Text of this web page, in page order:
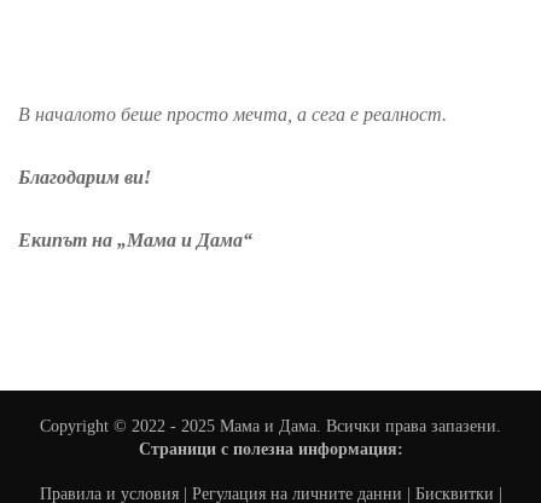
В началото беше просто мечта, а сега е реалност.
Благодарим ви!
Екипът на „Мама и Дама“
Copyright © 2022 - 2025 Мама и Дама. Всички права запазени.
Страници с полезна информация:
Правила и условия| Регулация на личните данни Бисквитки